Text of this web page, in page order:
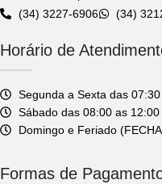
doméstica.
(34) 3227-6906
(34)
Horário de
Segunda a Sexta das
Sábado das 08:00 as 12:00
Domingo e Feriado
Formas de